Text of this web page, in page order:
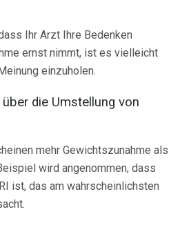
Ihr Arzt Ihre Bedenken
ernst nimmt, ist es vielleicht
einzuholen.
die Umstellung von
mehr Gewichtszunahme als
wird angenommen, dass
ist, das am wahrscheinlichsten